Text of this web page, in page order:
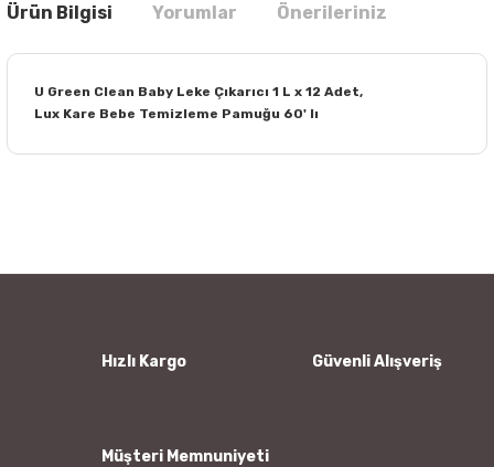
Ürün Bilgisi Yorumlar Önerileriniz
U Green Clean Baby Leke Çıkarıcı 1 L x 12 Adet,
Lux Kare Bebe Temizleme Pamuğu 60' lı
Ürün bilgilerinde hatalar bulunuyor.
Hızlı Kargo Güvenli Alışveriş
Müşteri Memnuniyeti